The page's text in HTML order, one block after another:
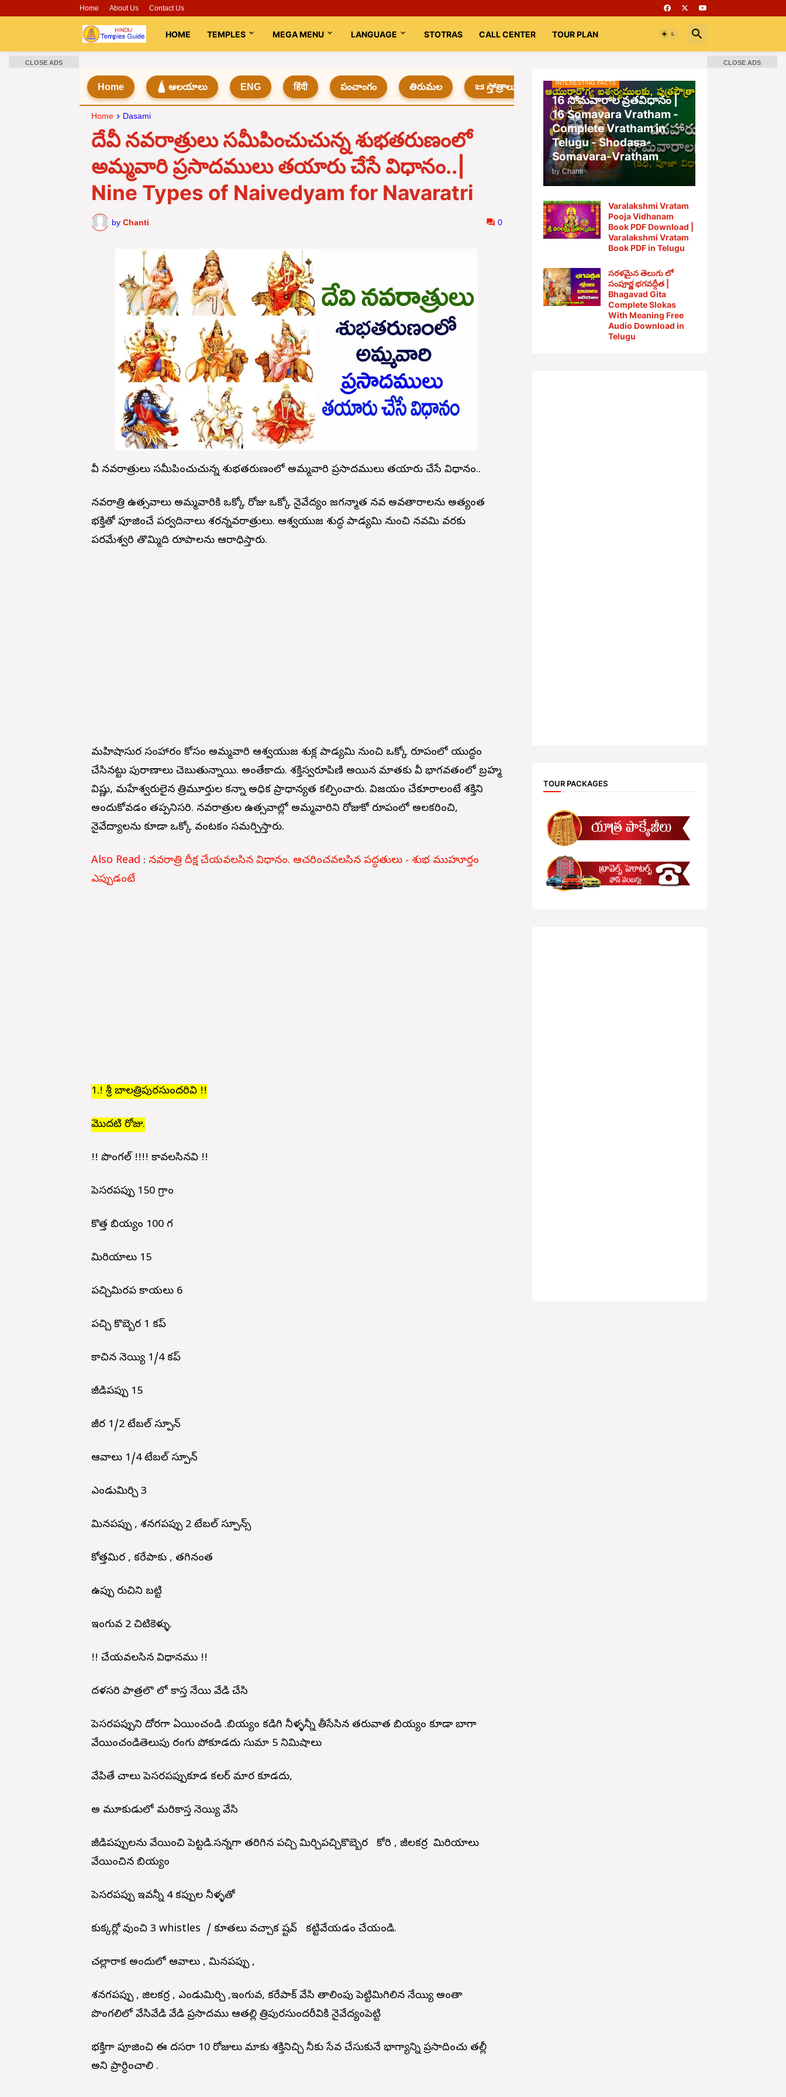
Home About Us Contact Us
HOME TEMPLES MEGA MENU LANGUAGE STOTRAS CALL CENTER TOUR PLAN
Home 🛕 ఆలయాలు ENG हिंदी పంచాంగం తిరుమల 📜 స్తోత్రాలు 📚 Books Rooms భగవద్గీత
Home Dasami
దేవీ నవరాత్రులు సమీపించుచున్న శుభతరుణంలో
అమ్మవారి ప్రసాదములు తయారు చేసే విధానం..|
Nine Types of Naivedyam for Navaratri
by Chanti 0
దేవీ నవరాత్రులు సమీపించుచున్న శుభతరుణంలో అమ్మవారి ప్రసాదములు తయారు చేసే విధానం..
నవరాత్రి ఉత్సవాలు అమ్మవారికి ఒక్కో రోజు ఒక్కో నైవేద్యం జగన్మాత నవ అవతారాలను అత్యంత
భక్తితో పూజించే పర్వదినాలు శరన్నవరాత్రులు. ఆశ్వయుజ శుద్ధ పాడ్యమి నుంచి నవమి వరకు
పరమేశ్వరి తొమ్మిది రూపాలను ఆరాధిస్తారు.
మహిషాసుర సంహారం కోసం అమ్మవారి ఆశ్వయుజ శుక్ల పాడ్యమి నుంచి ఒక్కో రూపంలో యుద్ధం
చేసినట్టు పురాణాలు చెబుతున్నాయి. అంతేకాదు. శక్తిస్వరూపిణి అయిన మాతకు దేవీ భాగవతంలో బ్రహ్మ
విష్ణు, మహేశ్వరులైన త్రిమూర్తుల కన్నా అధిక ప్రాధాన్యత కల్పించారు. విజయం చేకూరాలంటే శక్తిని
అందుకోవడం తప్పనిసరి. నవరాత్రుల ఉత్సవాల్లో అమ్మవారిని రోజుకో రూపంలో అలకరించి,
నైవేద్యాలను కూడా ఒక్కో వంటకం సమర్పిస్తారు.
Also Read : నవరాత్రి దీక్ష చేయవలసిన విధానం. ఆచరించవలసిన పద్ధతులు - శుభ ముహూర్తం
ఎప్పుడంటే
1.! శ్రీ బాలత్రిపురసుందరిదేవి !!
మొదటి రోజు.
!! పొంగల్ !!!! కావలసినవి !!
పెసరపప్పు 150 గ్రాం
కొత్త బియ్యం 100 గ
మిరియాలు 15
పచ్చిమిరప కాయలు 6
పచ్చి కొబ్బెర 1 కప్
కాచిన నెయ్యి 1/4 కప్
జీడిపప్పు 15
జీర 1/2 టేబల్ స్పూన్
ఆవాలు 1/4 టేబల్ స్పూన్
ఎండుమిర్చి 3
మినపప్పు , శనగపప్పు 2 టేబల్ స్పూన్స్
కోత్తమిర , కరేపాకు , తగినంత
ఉప్పు రుచిని బట్టి
ఇంగువ 2 చిటికెళ్ళు.
!! చేయవలసిన విధానము !!
దళసరి పాత్రలొ లో కాస్త నేయి వేడి చేసి
పెసరపప్పుని దోరగా ఏయించండి .బియ్యం కడిగి నీళ్ళన్నీ తీసేసిన తరువాత బియ్యం కూడా బాగా
వేయించండితెలుపు రంగు పోకూడదు సుమా 5 నిమిషాలు
వేపితే చాలు పెసరపప్పుకూడ కలర్ మార కూడదు,
అదే మూకుడులో మరికాస్త నెయ్యి వేసి
జీడిపప్పులను వేయించి పెట్టడి.సన్నగా తరిగిన పచ్చి మిర్చిపచ్చికొబ్బెర కోరి , జీలకర్ర మిరియాలు
వేయించిన బియ్యం
పెసరపప్పు ఇవన్నీ 4 కప్పుల నీళ్ళతో
కుక్కర్లో వుంచి 3 whistles / కూతలు వచ్చాక ష్టవ్ కట్టివేయడం చేయండి.
చల్లారాక అందులో ఆవాలు , మినపప్పు ,
శనగపప్పు , జిలకర్ర , ఎండుమిర్చి ,ఇంగువ, కరేపాక్ వేసి తాలింపు పెట్టిమిగిలిన నేయ్యి అంతా
పొంగలిలో వేసివేడి వేడి ప్రసాదము ఆతల్లి త్రిపురసుందరీదేవికి నైవేద్యంపెట్టి
భక్తిగా పూజించి ఈ దసరా 10 రోజులు మాకు శక్తినిచ్చి నీకు సేవ చేసుకునే భాగ్యాన్ని ప్రసాదించు తల్లీ
అని ప్రార్ధించాలి .
INTERESTING FACTS
16 సోమవారాల వ్రతవిధానం |
16 Somavara Vratham -
Complete Vratham in
Telugu - Shodasa-
Somavara-Vratham
by Chanti
Varalakshmi Vratam
Pooja Vidhanam
Book PDF Download |
Varalakshmi Vratam
Book PDF in Telugu
సరళమైన తెలుగు లో
సంపూర్ణ భగవద్గీత |
Bhagavad Gita
Complete Slokas
With Meaning Free
Audio Download in
Telugu
TOUR PACKAGES
CLOSE ADS CLOSE ADS